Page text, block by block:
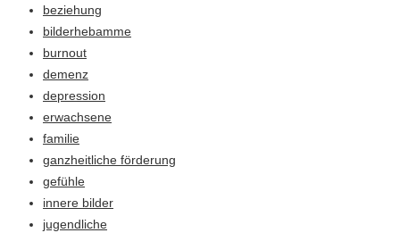
beziehung
bilderhebamme
burnout
demenz
depression
erwachsene
familie
ganzheitliche förderung
gefühle
innere bilder
jugendliche